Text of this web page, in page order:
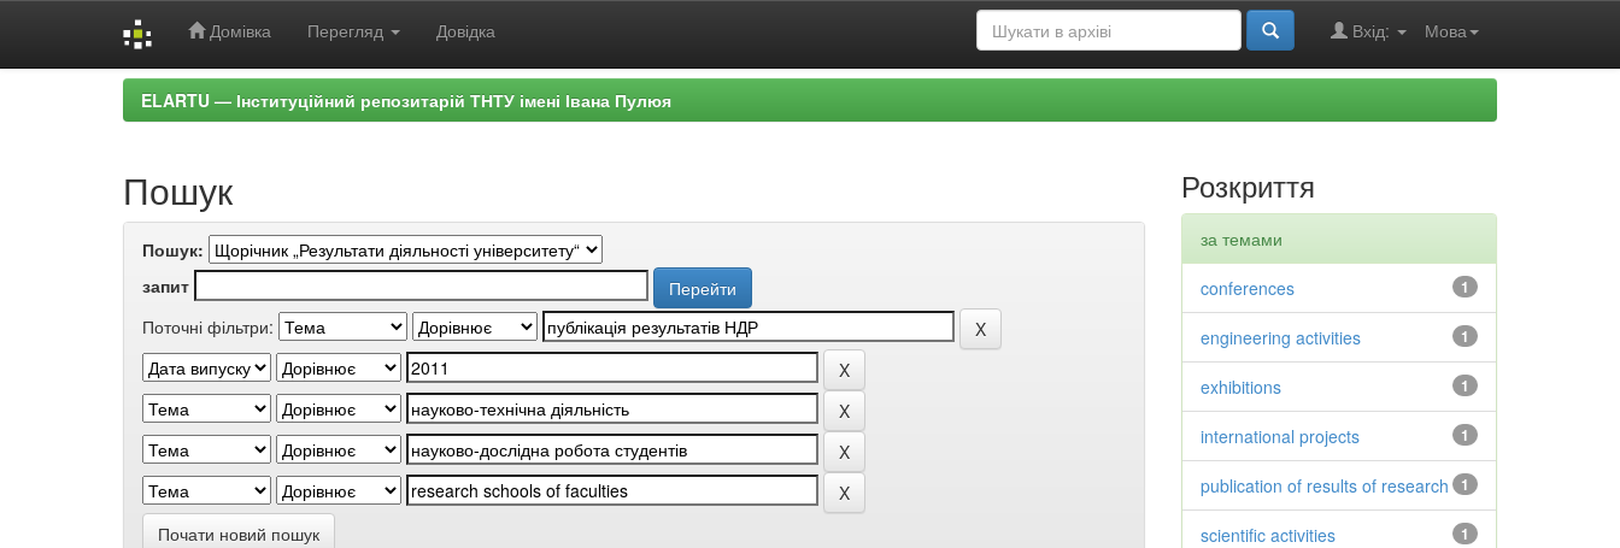
Домівка Перегляд Довідка Мова
Вхід:
ELARTU — Інституційний репозитарій ТНТУ імені Івана Пулюя
Пошук
Пошук:
запит
Поточні фільтри:
Почати новий пошук
Розкриття
за темами
1
conferences
1
engineering activities
1
exhibitions
1
international projects
1
publication of results of research
1
scientific activities